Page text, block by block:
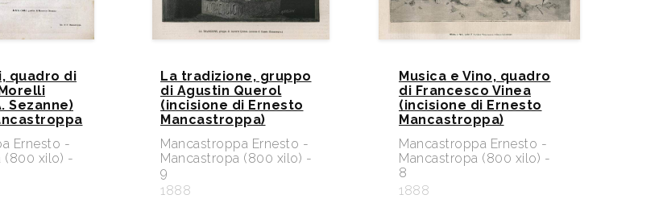
quadro di
Sezanne)
Ernesto -
(800 xilo) -
La tradizione, gruppo
di Agustin Querol
(incisione di Ernesto
Mancastroppa)
Mancastroppa Ernesto -
Mancastropa (800 xilo) -
9
1888
Musica e Vino, quadro
di Francesco Vinea
(incisione di Ernesto
Mancastroppa)
Mancastroppa Ernesto -
Mancastropa (800 xilo) -
8
1888